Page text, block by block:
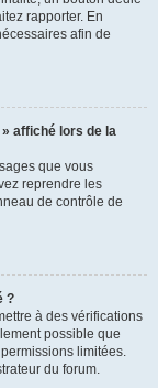
rapporter. En
afin de
affiché lors de la
que vous
reprendre les
de contrôle de
?
à des vérifications
possible que
limitées.
du forum.